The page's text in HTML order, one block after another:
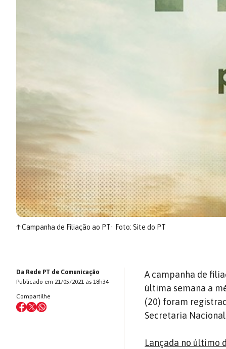
↑Campanha de Filiação ao PT Foto: Site do PT
Da Rede PT de Comunicação
Publicado em 21/05/2021 às 18h34
Compartilhe
A campanha de
última semana a
(20) foram
Secretaria
Lançada no último